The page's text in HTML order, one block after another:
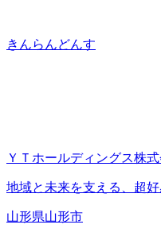
きんらんどんす
ＹＴホールディングス株
地域と未来を支える、超
山形県山形市